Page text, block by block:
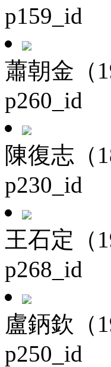
p159_id
蕭朝金（
p260_id
陳復志（
p230_id
王石定（
p268_id
盧鈵欽（
p250_id